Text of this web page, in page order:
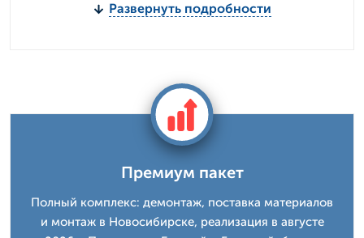
Развернуть подробности
Премиум пакет
Полный комплекс: демонтаж, поставка материалов
и монтаж в Новосибирске, реализация в августе